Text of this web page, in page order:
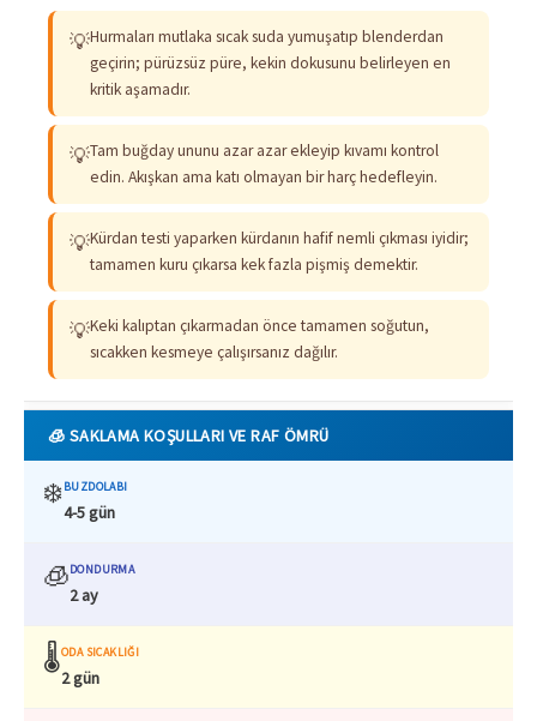
💡Hurmaları mutlaka sıcak suda yumuşatıp blenderdan
geçirin; pürüzsüz püre, kekin dokusunu belirleyen en
kritik aşamadır.
💡Tam buğday ununu azar azar ekleyip kıvamı kontrol
edin. Akışkan ama katı olmayan bir harç hedefleyin.
💡Kürdan testi yaparken kürdanın hafif nemli çıkması iyidir;
tamamen kuru çıkarsa kek fazla pişmiş demektir.
💡Keki kalıptan çıkarmadan önce tamamen soğutun,
sıcakken kesmeye çalışırsanız dağılır.
🧊 SAKLAMA KOŞULLARI VE RAF ÖMRÜ
❄️BUZDOLABI
4-5 gün
🧊DONDURMA
2 ay
🌡️ODA SICAKLIĞI
2 gün